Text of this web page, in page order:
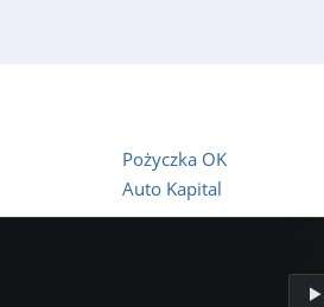
Pożyczka OK
Auto Kapital